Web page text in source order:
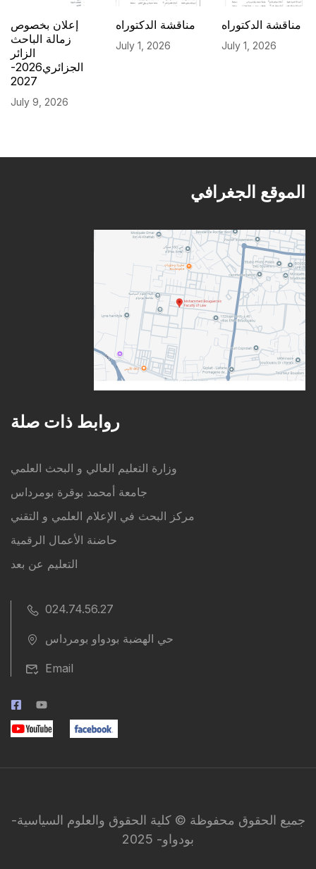
إعلان بخصوص
زمالة الباحث
الزائر
الجزائري2026-
2027
July 9, 2026
مناقشة الدكتوراه
July 1, 2026
مناقشة الدكتوراه
July 1, 2026
الموقع الجغرافي
روابط ذات صلة
وزارة التعليم العالي و البحث العلمي
جامعة أمحمد بوقرة بومرداس
مركز البحث في الإعلام العلمي و التقني
حاضنة الأعمال الرقمية
التعليم عن بعد
024.74.56.27
حي الهضبة بودواو بومرداس
Email
جميع الحقوق محفوظة © كلية الحقوق والعلوم السياسية-
بودواو- 2025